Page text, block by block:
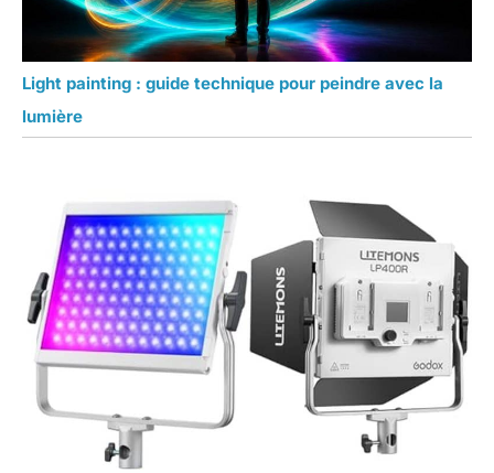
Light painting : guide technique pour peindre avec la
lumière